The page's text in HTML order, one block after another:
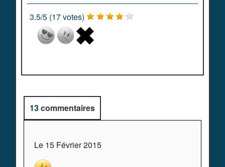
3.5/5 (17votes)
13commentaires
Le 15 Février 2015